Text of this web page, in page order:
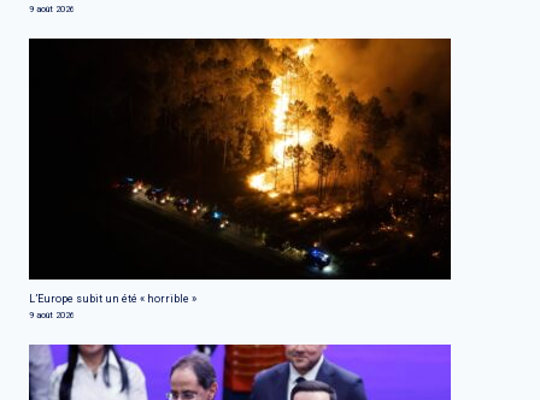
9 août 2026
L’Europe subit un été « horrible »
9 août 2026